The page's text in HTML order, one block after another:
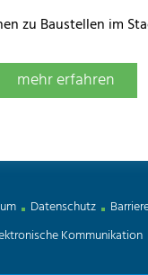
zu Baustellen im
mehr erfahren
Datenschutz
Kommunikation